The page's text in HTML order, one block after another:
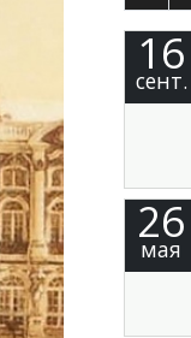
16
сент.
26
мая